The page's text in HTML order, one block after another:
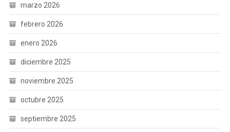
marzo 2026
febrero 2026
enero 2026
diciembre 2025
noviembre 2025
octubre 2025
septiembre 2025